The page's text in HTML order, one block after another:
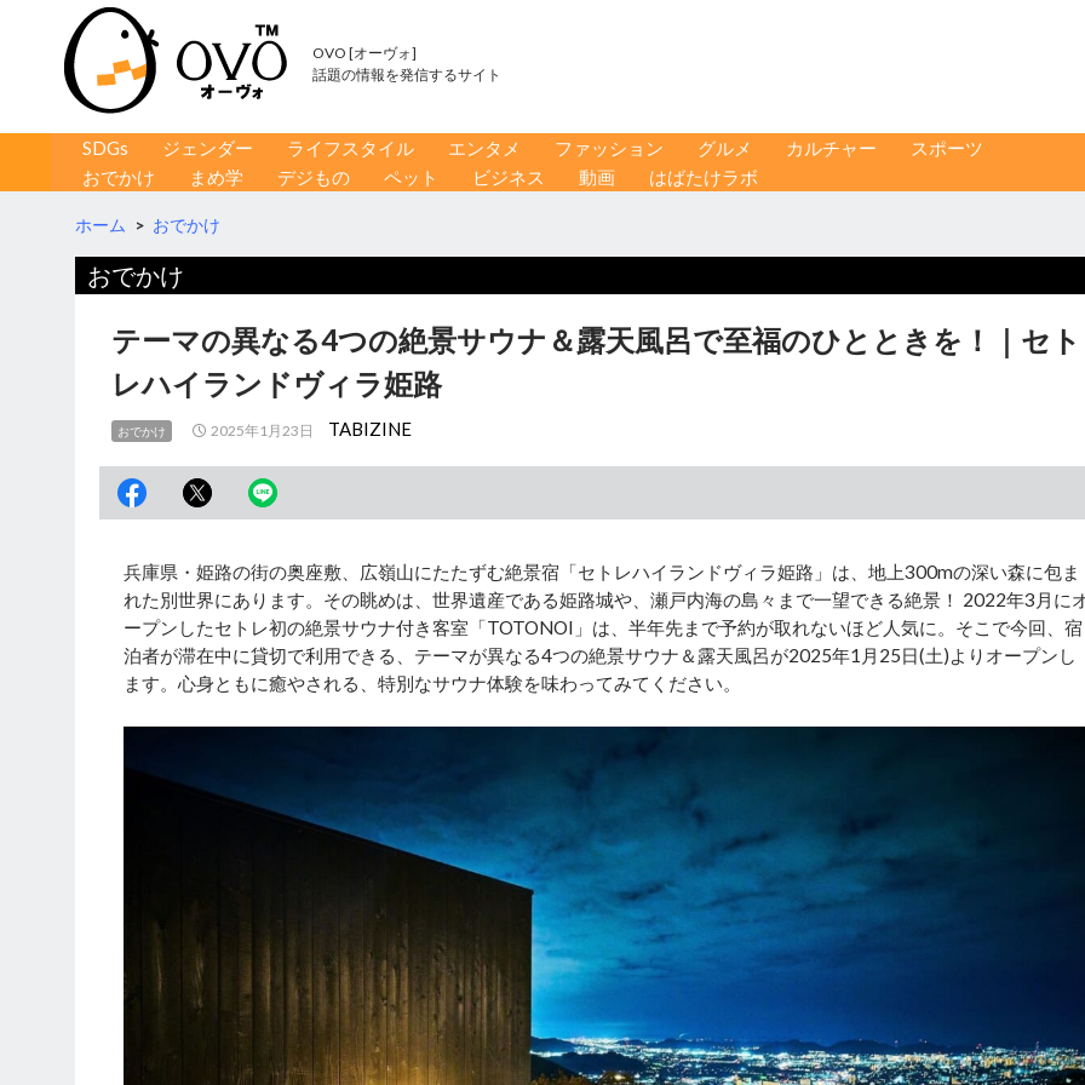
OVO [オーヴォ]
話題の情報を発信するサイト
コンテンツへ移動
SDGs ジェンダー ライフスタイル エンタメ ファッション グルメ カルチャー
スポーツ
おでかけ
まめ学 デジもの ペット ビジネス 動画 はばたけラボ
ホーム > おでかけ
おでかけ
テーマの異なる4つの絶景サウナ＆露天風呂で至福のひとときを！｜セト
レハイランドヴィラ姫路
おでかけ 2025年1月23日 TABIZINE
兵庫県・姫路の街の奥座敷、広嶺山にたたずむ絶景宿「セトレハイランドヴィラ姫路」は、地上300mの深い森に包ま
れた別世界にあります。その眺めは、世界遺産である姫路城や、瀬戸内海の島々まで一望できる絶景！ 2022年3月に
ープンしたセトレ初の絶景サウナ付き客室「TOTONOI」は、半年先まで予約が取れないほど人気に。そこで今回、宿
泊者が滞在中に貸切で利用できる、テーマが異なる4つの絶景サウナ＆露天風呂が2025年1月25日(土)よりオープンし
ます。心身ともに癒やされる、特別なサウナ体験を味わってみてください。